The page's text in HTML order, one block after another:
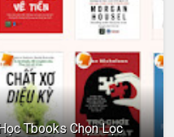
Tbooks Chọn Lọc